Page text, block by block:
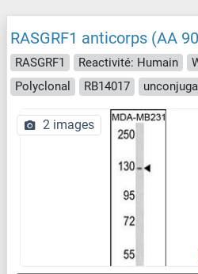
RASGRF1 anticorps (AA
RASGRF1 Reactivité: Humain
Polyclonal
RB14017
2 images